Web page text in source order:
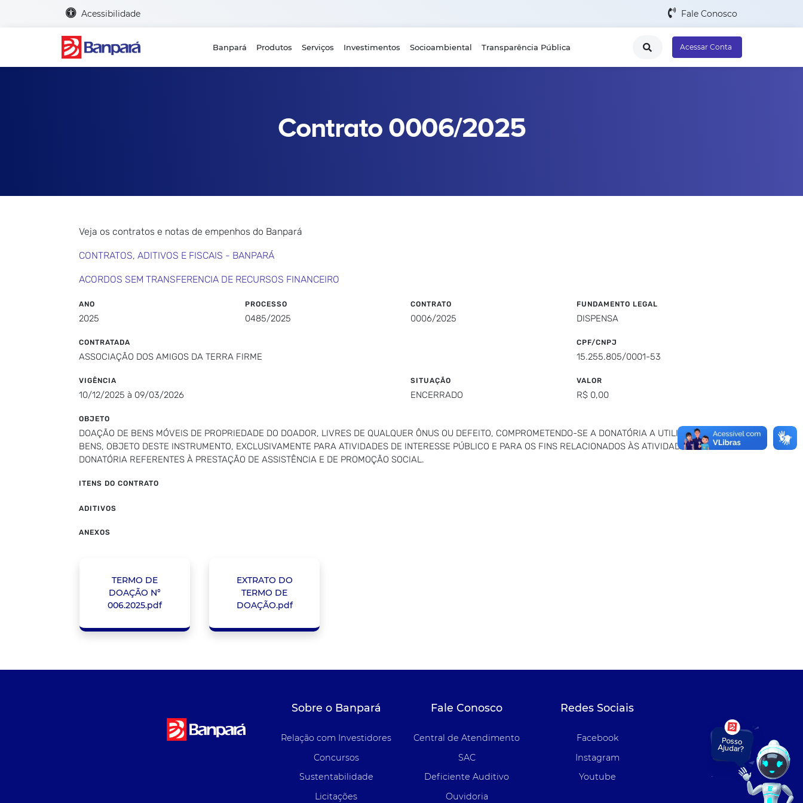
Acessibilidade Fale Conosco
Banpará Produtos Serviços Investimentos Socioambiental Transparência Pública Acessar Conta
Contrato 0006/2025
Veja os contratos e notas de empenhos do Banpará
CONTRATOS, ADITIVOS E FISCAIS - BANPARÁ
ACORDOS SEM TRANSFERENCIA DE RECURSOS FINANCEIRO
ANO
2025
PROCESSO
0485/2025
CONTRATO
0006/2025
FUNDAMENTO LEGAL
DISPENSA
CONTRATADA
ASSOCIAÇÃO DOS AMIGOS DA TERRA FIRME
CPF/CNPJ
15.255.805/0001-53
VIGÊNCIA
10/12/2025 à 09/03/2026
SITUAÇÃO
ENCERRADO
VALOR
R$ 0,00
OBJETO
DOAÇÃO DE BENS MÓVEIS DE PROPRIEDADE DO DOADOR, LIVRES DE QUALQUER ÔNUS OU DEFEITO, COMPROMETENDO-SE A DONATÓRIA A UTILIZAR OS
BENS, OBJETO DESTE INSTRUMENTO, EXCLUSIVAMENTE PARA ATIVIDADES DE INTERESSE PÚBLICO E PARA OS FINS RELACIONADOS ÀS ATIVIDADES DA
DONATÓRIA REFERENTES À PRESTAÇÃO DE ASSISTÊNCIA E DE PROMOÇÃO SOCIAL.
ITENS DO CONTRATO
ADITIVOS
ANEXOS
TERMO DE
DOAÇÃO N°
006.2025.pdf
EXTRATO DO
TERMO DE
DOAÇÃO.pdf
Sobre o Banpará
Relação com Investidores
Concursos
Sustentabilidade
Licitações
Fale Conosco
Central de Atendimento
SAC
Deficiente Auditivo
Ouvidoria
Redes Sociais
Facebook
Instagram
Youtube